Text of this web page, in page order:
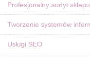
Profesjonalny audyt
Tworzenie systemów
Usługi SEO